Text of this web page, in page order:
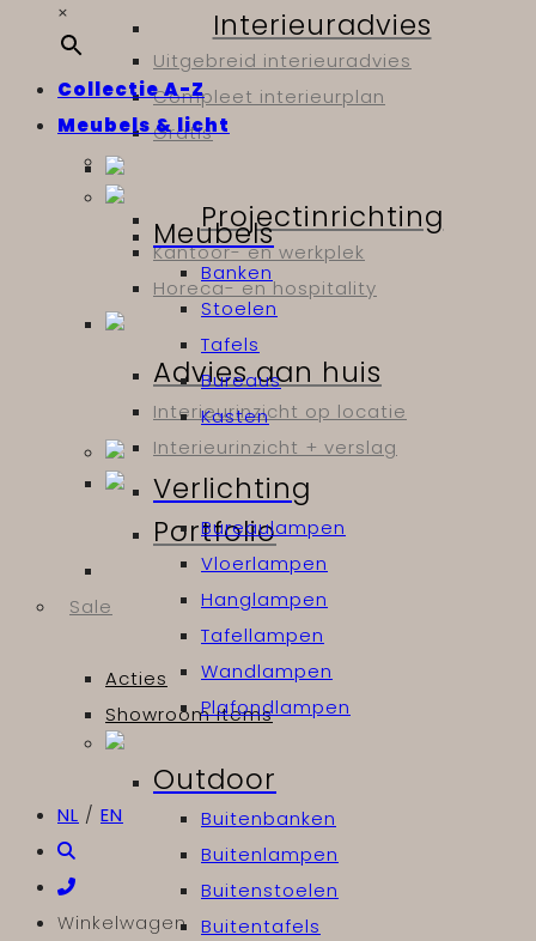
Interieuradvies
Uitgebreid interieuradvies
Compleet interieurplan
Gratis
Projectinrichting
Kantoor- en werkplek
Horeca- en hospitality
Advies aan huis
Interieurinzicht op locatie
Interieurinzicht + verslag
Portfolio
Sale
Acties
Showroom items
NL / EN
Winkelwagen
×
Collectie A-Z
Meubels & licht
Meubels
Banken
Stoelen
Tafels
Bureaus
Kasten
Verlichting
Bureaulampen
Vloerlampen
Hanglampen
Tafellampen
Wandlampen
Plafondlampen
Outdoor
Buitenbanken
Buitenlampen
Buitenstoelen
Buitentafels